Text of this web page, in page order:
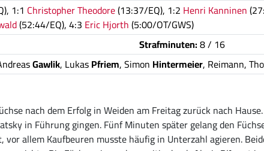
1:1 Christopher Theodore(13:37/EQ), 1:2 Henri Kanninen
(52:44/EQ), 4:3 Eric Hjorth(5:00/OT/GWS)
Strafminuten:8 / 16
Gawlik, LukasPfriem, Simon Hintermeier, Reimann,
nach dem Erfolg in Weiden am Freitag zurück nach
in Führung gingen. Fünf Minuten später gelang den
allem Kaufbeuren musste häufig in Unterzahl agieren.